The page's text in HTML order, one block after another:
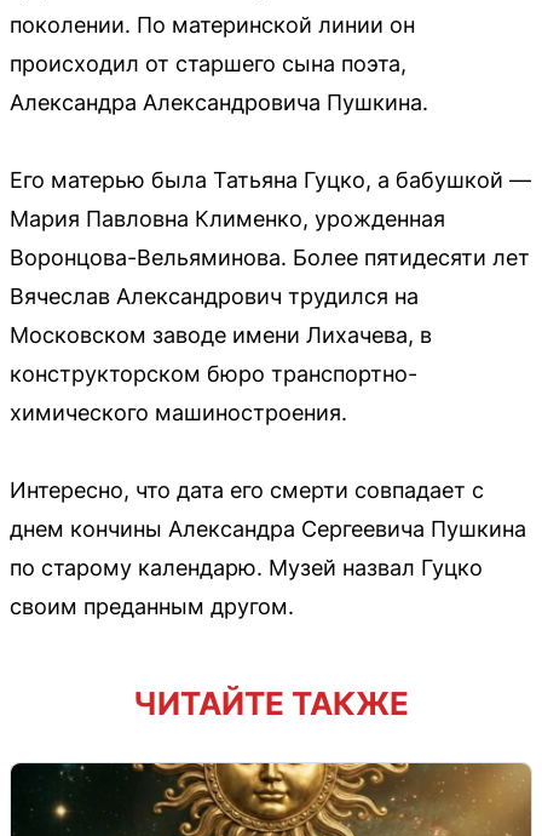
поколении. По материнской линии он
происходил от старшего сына поэта,
Александра Александровича Пушкина.
Его матерью была Татьяна Гуцко, а бабушкой —
Мария Павловна Клименко, урожденная
Воронцова-Вельяминова. Более пятидесяти лет
Вячеслав Александрович трудился на
Московском заводе имени Лихачева, в
конструкторском бюро транспортно-
химического машиностроения.
Интересно, что дата его смерти совпадает с
днем кончины Александра Сергеевича Пушкина
по старому календарю. Музей назвал Гуцко
своим преданным другом.
ЧИТАЙТЕ ТАКЖЕ